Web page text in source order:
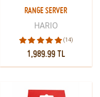
RANGE SERVER
HARIO
(14)
1,989.99 TL